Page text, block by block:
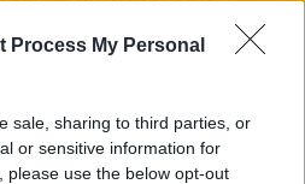
Process My Personal
sale, sharing to third parties, or
or sensitive information for
please use the below opt-out